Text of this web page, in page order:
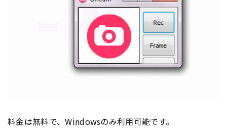
料金は無料で、Windowsのみ利用可能です。